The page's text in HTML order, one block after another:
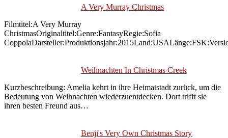
A Very Murray Christmas
Filmtitel:A Very Murray
ChristmasOriginaltitel:Genre:FantasyRegie:Sofia
Weihnachten In Christmas Creek
Kurzbeschreibung: Amelia kehrt in ihre Heimatstadt zurück, um die
Bedeutung von Weihnachten wiederzuentdecken. Dort trifft sie
ihren besten Freund aus…
Benji's Very Own Christmas Story